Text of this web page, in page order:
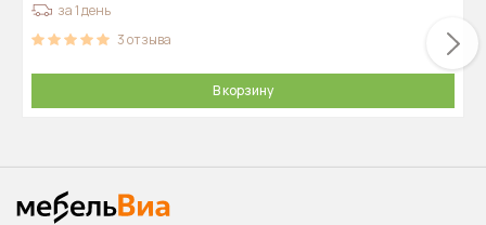
за 1 день
3отзыва
В корзину